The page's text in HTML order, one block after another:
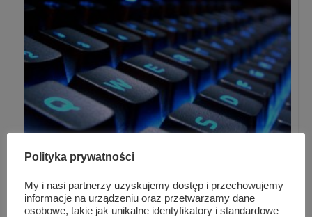
MSW przypomina podstawowe zasady
bezpieczeństwa w ...
Polityka prywatności
My i nasi partnerzy uzyskujemy dostęp i przechowujemy
informacje na urządzeniu oraz przetwarzamy dane
osobowe, takie jak unikalne identyfikatory i standardowe